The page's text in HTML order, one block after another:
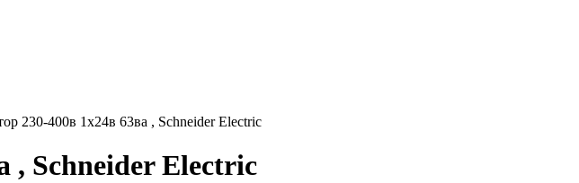
230-400в 1x24в 63вa , Schneider Electric
, Schneider Electric